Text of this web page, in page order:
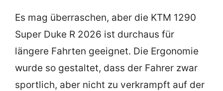
Es mag überraschen, aber die KTM 1290
Super Duke R 2026 ist durchaus für
längere Fahrten geeignet. Die Ergonomie
wurde so gestaltet, dass der Fahrer zwar
sportlich, aber nicht zu verkrampft auf der